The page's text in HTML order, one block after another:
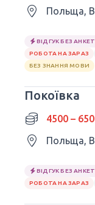
Польща,
ВІДГУК БЕЗ
РОБОТА НА ЗАРАЗ
БЕЗ ЗНАННЯ МОВИ
Покоївка
4500 –
Польща,
ВІДГУК БЕЗ
РОБОТА НА ЗАРАЗ